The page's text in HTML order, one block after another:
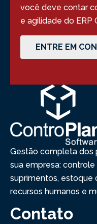
você deve contar
e agilidade do ERP
ENTRE EM
Gestão completa dos
sua empresa:
suprimentos, estoque
recursos humanos e
Contato